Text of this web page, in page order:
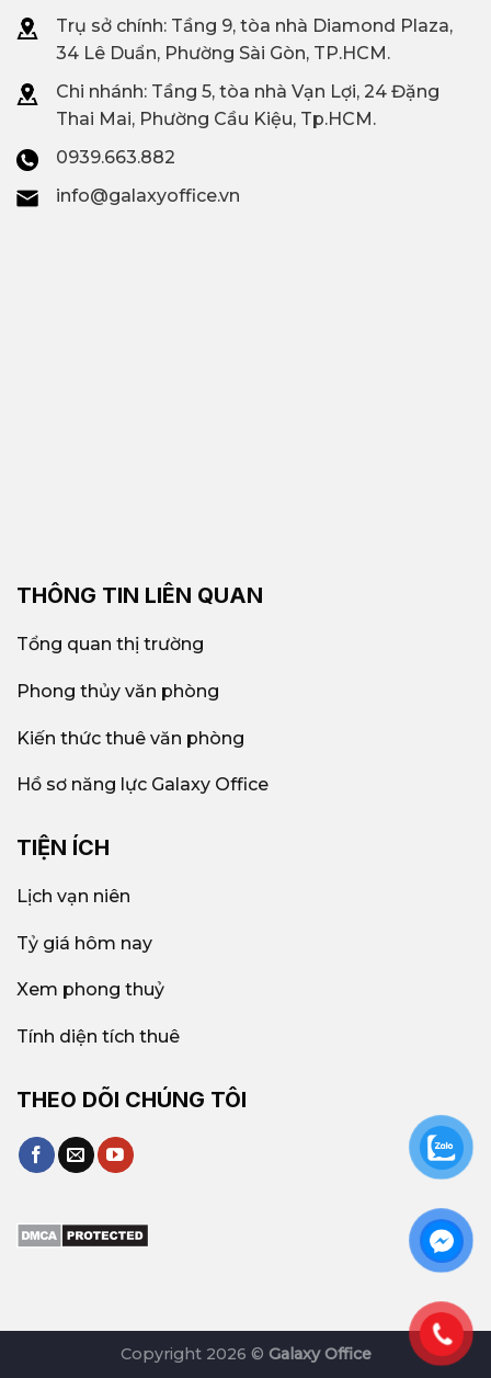
Trụ sở chính: Tầng 9, tòa nhà Diamond Plaza,
34 Lê Duẩn, Phường Sài Gòn, TP.HCM.
Chi nhánh: Tầng 5, tòa nhà Vạn Lợi, 24 Đặng
Thai Mai, Phường Cầu Kiệu, Tp.HCM.
0939.663.882
info@galaxyoffice.vn
THÔNG TIN LIÊN QUAN
Tổng quan thị trường
Phong thủy văn phòng
Kiến thức thuê văn phòng
Hồ sơ năng lực Galaxy Office
TIỆN ÍCH
Lịch vạn niên
Tỷ giá hôm nay
Xem phong thuỷ
Tính diện tích thuê
THEO DÕI CHÚNG TÔI
Copyright 2026 © Galaxy Office